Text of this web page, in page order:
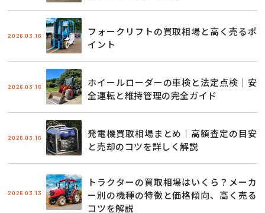
2026.03.16
フォークリフトの買取相場と高く売るポ
イント
2026.03.16
ホイールローダーの車検と法定点検｜安
全運転と維持管理の完全ガイド
2026.03.16
発電機買取相場まとめ｜高額査定の目安
と売却のコツを詳しく解説
2026.03.13
トラクターの買取相場はいくら？メーカ
ー別の機種の特徴と価格傾向、高く売る
コツを解説